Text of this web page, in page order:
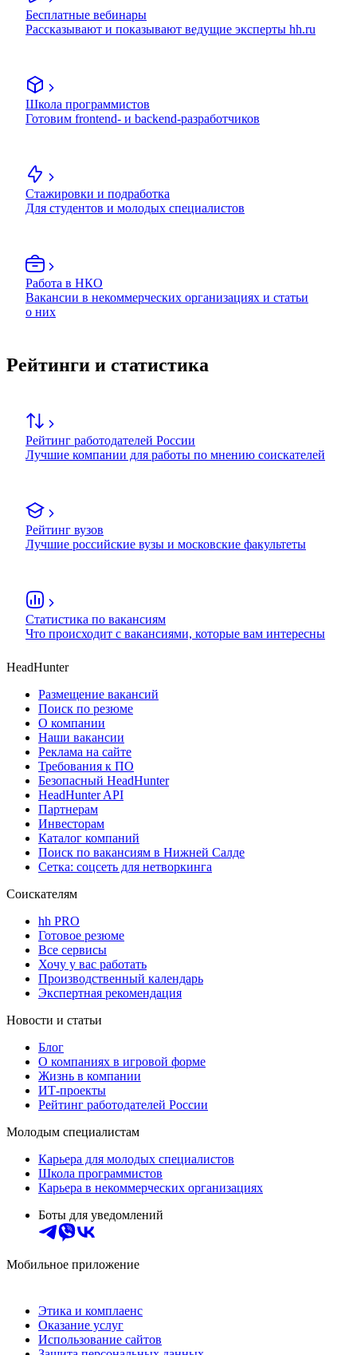
Бесплатные вебинары
Рассказывают и показывают ведущие эксперты hh.ru
Школа программистов
Готовим frontend- и backend-разработчиков
Стажировки и подработка
Для студентов и молодых специалистов
Работа в НКО
Вакансии в некоммерческих организациях и статьи
о них
Рейтинги и статистика
Рейтинг работодателей России
Лучшие компании для работы по мнению соискателей
Рейтинг вузов
Лучшие российские вузы и московские факультеты
Статистика по вакансиям
Что происходит с вакансиями, которые вам интересны
HeadHunter
Размещение вакансий
Поиск по резюме
О компании
Наши вакансии
Реклама на сайте
Требования к ПО
Безопасный HeadHunter
HeadHunter API
Партнерам
Инвесторам
Каталог компаний
Поиск по вакансиям в Нижней Салде
Сетка: соцсеть для нетворкинга
Соискателям
hh PRO
Готовое резюме
Все сервисы
Хочу у вас работать
Производственный календарь
Экспертная рекомендация
Новости и статьи
Блог
О компаниях в игровой форме
Жизнь в компании
ИТ-проекты
Рейтинг работодателей России
Молодым специалистам
Карьера для молодых специалистов
Школа программистов
Карьера в некоммерческих организациях
Боты для уведомлений
Мобильное приложение
Этика и комплаенс
Оказание услуг
Использование сайтов